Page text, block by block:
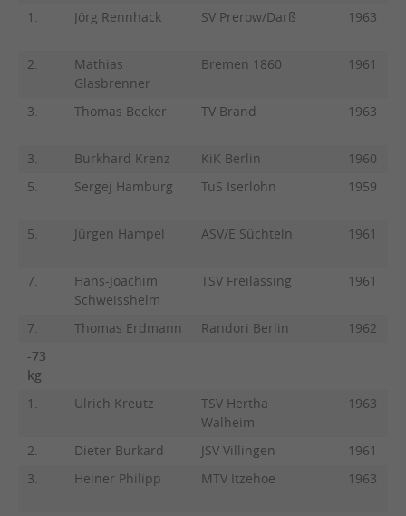
1.
Jörg Rennhack SV Prerow/Darß 1963
2.
Mathias
Glasbrenner
Bremen 1860 1961
3. Thomas Becker TV Brand 1963
3. Burkhard Krenz KiK Berlin
1960
5.
Sergej Hamburg TuS Iserlohn 1959
5. Jürgen Hampel ASV/E Süchteln 1961
7.
Hans-Joachim
Schweisshelm
TSV Freilassing 1961
7. Thomas Erdmann Randori Berlin
1962
-73
kg
1.
Ulrich Kreutz
TSV Hertha
Walheim
1963
2. Dieter Burkard JSV Villingen
1961
3.
Heiner Philipp MTV Itzehoe 1963